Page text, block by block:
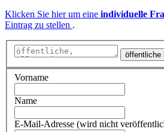
Klicken Sie hier um eine individuelle
Eintrag zu stellen .
öffentliche
Vorname
Name
E-Mail-Adresse (wird nicht